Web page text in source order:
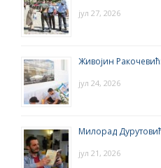
јул 27, 2026
Живојин
јул 24, 2026
Милорад
јул 21, 2026